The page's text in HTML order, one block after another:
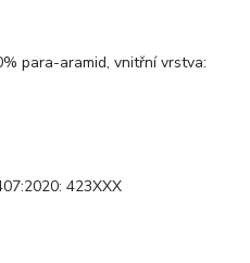
para-aramid, vnitřní vrstva:
423XXX